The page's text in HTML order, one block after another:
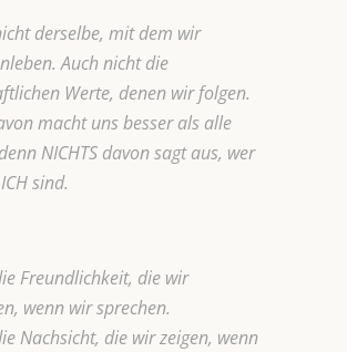
derselbe, mit dem wir
Auch nicht die
Werte, denen wir folgen.
macht uns besser als alle
NICHTS davon sagt aus, wer
sind.
Freundlichkeit, die wir
wenn wir sprechen.
Nachsicht, die wir zeigen, wenn